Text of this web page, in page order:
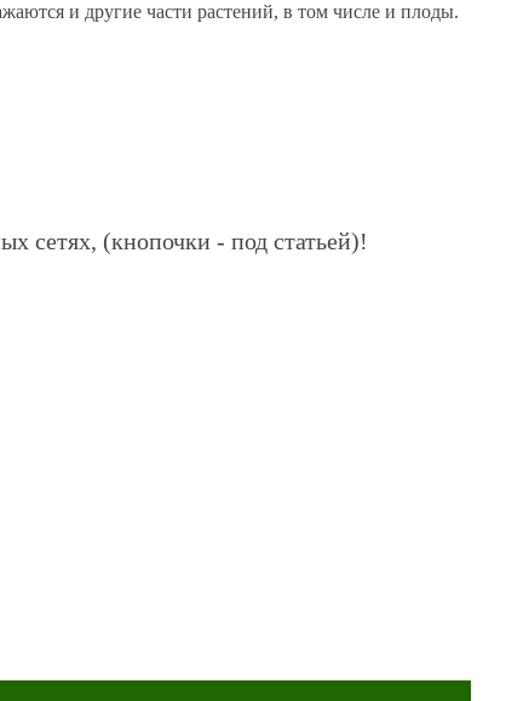
и другие части растений, в том числе и плоды.
сетях, (кнопочки - под статьей)!